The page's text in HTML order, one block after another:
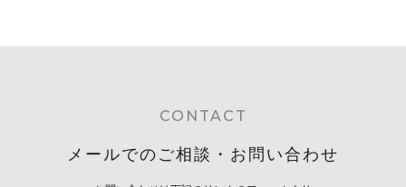
CONTACT
メールでのご相談・お問い合わせ